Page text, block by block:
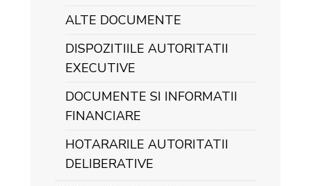
ALTE DOCUMENTE
DISPOZITIILE AUTORITATII
EXECUTIVE
DOCUMENTE SI INFORMATII
FINANCIARE
HOTARARILE AUTORITATII
DELIBERATIVE